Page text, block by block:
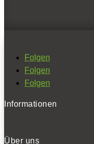
Folgen
Folgen
Folgen
Informationen
Über uns